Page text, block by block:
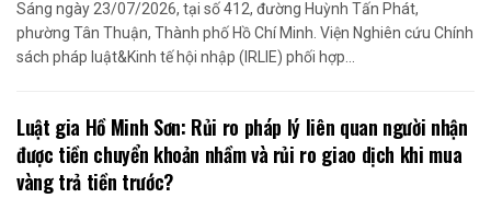
Sáng ngày 23/07/2026, tại số 412, đường Huỳnh Tấn Phát,
phường Tân Thuận, Thành phố Hồ Chí Minh. Viện Nghiên cứu Chính
sách pháp luật&Kinh tế hội nhập (IRLIE) phối hợp...
Luật gia Hồ Minh Sơn: Rủi ro pháp lý liên quan người nhận
được tiền chuyển khoản nhầm và rủi ro giao dịch khi mua
vàng trả tiền trước?